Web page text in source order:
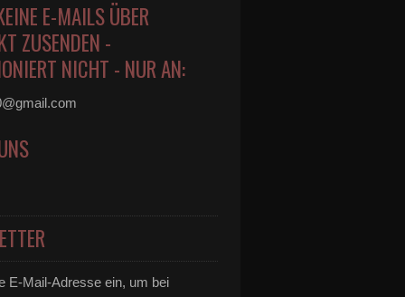
E-MAILS ÜBER
ZUSENDEN -
NICHT - NUR AN:
E-Mail-Adresse ein, um bei